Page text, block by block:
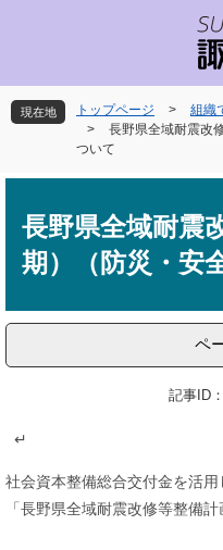
先
頭
を
飛
現在地 トップページ > 組織
>
長野県全域耐震改
ついて
長野県全域耐震
期）（防災・安
ペ
記事ID
↵
社会資本整備総合交付金を活
「長野県全域耐震改修等整備